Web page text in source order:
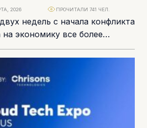
недель с начала конфликта
на экономику все более
пока не
2026 ПРОЧИТАЛИ 741 ЧЕЛ.